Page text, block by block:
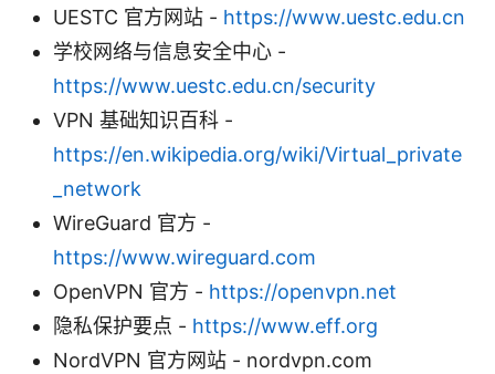
UESTC 官方网站 - https://www.uestc.edu.cn
学校网络与信息安全中心 -
https://www.uestc.edu.cn/security
VPN 基础知识百科 -
https://en.wikipedia.org/wiki/Virtual_private
_network
WireGuard 官方 -
https://www.wireguard.com
OpenVPN 官方 - https://openvpn.net
隐私保护要点 - https://www.eff.org
NordVPN 官方网站 - nordvpn.com